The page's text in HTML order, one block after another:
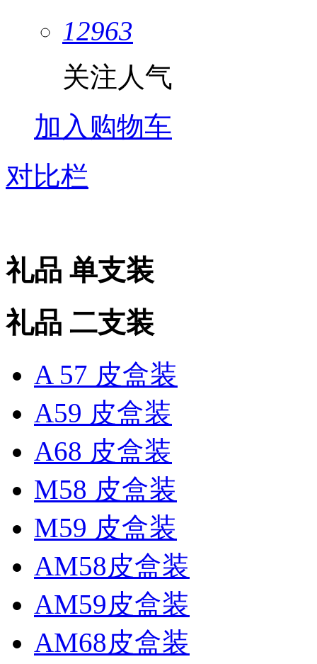
12963
关注人气
加入购物车
对比栏
礼品 单支装
礼品 二支装
A 57 皮盒装
A59 皮盒装
A68 皮盒装
M58 皮盒装
M59 皮盒装
AM58皮盒装
AM59皮盒装
AM68皮盒装